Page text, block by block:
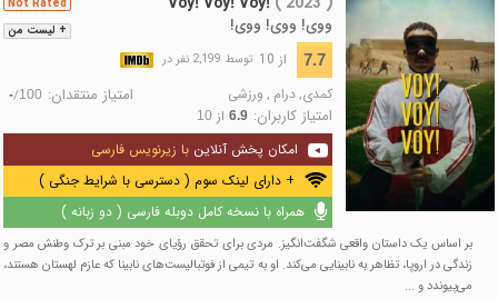
+ لیست من
Not Rated
ووی! ووی! ووی!
7.7 از 10 توسط 2,199 نفر در
کمدی,درام , ورزشی امتیاز منتقدان: -/100
امتیاز کاربران: 6.9از 10
امکان پخش آنلاین با زیرنویس فارسی
+ دارای لینک سوم ( دسترسی با شرایط جنگی )
همراه با نسخه کامل دوبله فارسی ( دو زبانه )
بر اساس یک داستان واقعی شگفت‌انگیز. مردی برای تحقق رؤیای خود مبنی بر ترک وطنش مصر و
زندگی در اروپا، تظاهر به نابینایی می‌کند. او به تیمی از فوتبالیست‌های نابینا که عازم لهستان هستند،
می‌پیوندد و ...